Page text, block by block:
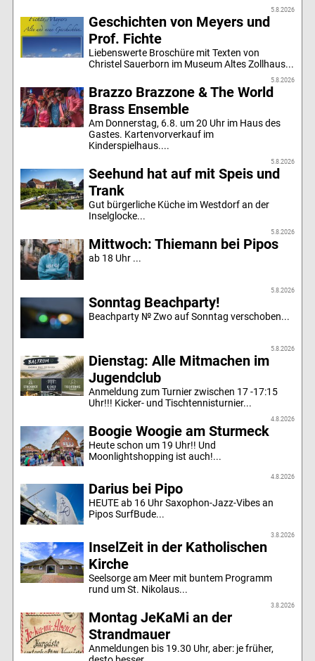
5.8.2026
Geschichten von Meyers und
Prof. Fichte
Liebenswerte Broschüre mit Texten von
Christel Sauerborn im Museum Altes Zollhaus...
5.8.2026
Brazzo Brazzone & The World
Brass Ensemble
Am Donnerstag, 6.8. um 20 Uhr im Haus des
Gastes. Kartenvorverkauf im
Kinderspielhaus....
5.8.2026
Seehund hat auf mit Speis und
Trank
Gut bürgerliche Küche im Westdorf an der
Inselglocke...
5.8.2026
Mittwoch: Thiemann bei Pipos
ab 18 Uhr ...
5.8.2026
Sonntag Beachparty!
Beachparty № Zwo auf Sonntag verschoben...
5.8.2026
Dienstag: Alle Mitmachen im
Jugendclub
Anmeldung zum Turnier zwischen 17 -17:15
Uhr!!! Kicker- und Tischtennisturnier...
4.8.2026
Boogie Woogie am Sturmeck
Heute schon um 19 Uhr!! Und
Moonlightshopping ist auch!...
4.8.2026
Darius bei Pipo
HEUTE ab 16 Uhr Saxophon-Jazz-Vibes an
Pipos SurfBude...
3.8.2026
InselZeit in der Katholischen
Kirche
Seelsorge am Meer mit buntem Programm
rund um St. Nikolaus...
3.8.2026
Montag JeKaMi an der
Strandmauer
Anmeldungen bis 19.30 Uhr, aber: je früher,